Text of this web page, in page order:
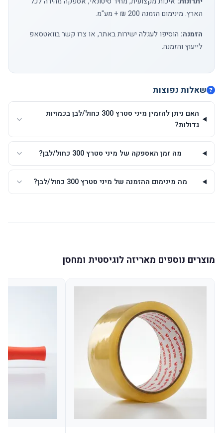
הארץ. מינימום הזמנה 200 ₪ + מע"מ.
הזמנה: הוסיפו לעגלה ישירות באתר, או צרו קשרבוואטסאפ
לייעוץ והזמנה.
שאלות נפוצות
האם ניתן להזמין מיני סטרץ 300 כחול/לבן בכמויות
גדולות?
מה זמן האספקה של מיני סטרץ 300 כחול/לבן?
מה מינימום ההזמנה של מיני סטרץ 300 כחול/לבן?
מוצרים נוספים מאריזה לוגיסטית ומחסן